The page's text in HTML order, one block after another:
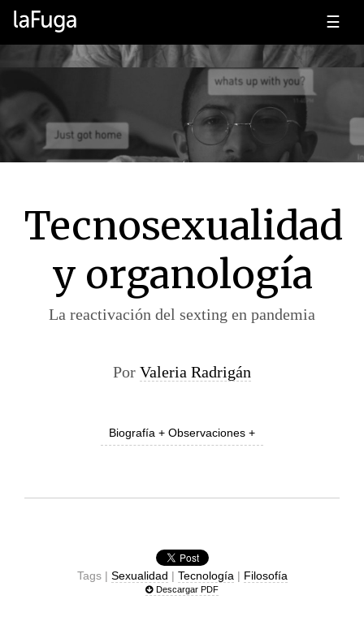
☰
Tecnosexualidad
y organología
La reactivación del sexting en pandemia
Por Valeria Radrigán
Biografía + Observaciones +
Tags | Sexualidad | Tecnología | Filosofía
Descargar PDF